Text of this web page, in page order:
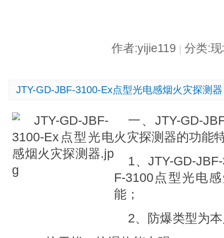
作者:yijie119 分类:
JTY-GD-JBF-3100-Ex点型光电感烟火灾探测器
一、JTY-GD-
火灾探测器的功能
1、JTY-GD-
F-3100点型光电
能；
2、防爆类型为